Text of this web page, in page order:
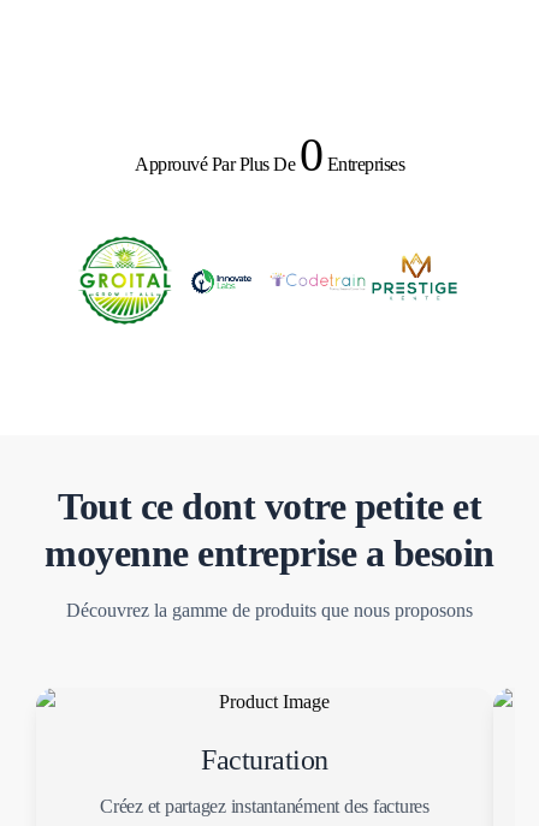
Approuvé Par Plus De 0 Entreprises
Tout ce dont votre petite et
moyenne entreprise a besoin
Découvrez la gamme de produits que nous proposons
Facturation
Créez et partagez instantanément des factures